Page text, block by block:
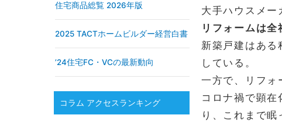
大手ハウスメー
リフォームは全
新築戸建はある
している。
一方で、リフォ
コロナ禍で顕
り、これまで眠
住宅商品総覧 2026年版
2025 TACTホームビルダー経営白書
’24住宅FC・VCの最新動向
コラム アクセスランキング